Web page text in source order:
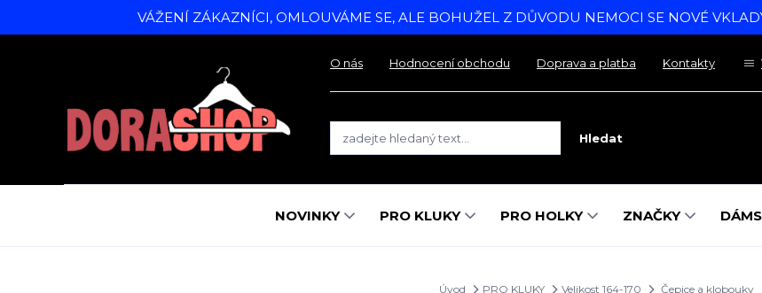
VÁŽENÍ ZÁKAZNÍCI, OMLOUVÁME SE, ALE BOHUŽEL Z DŮVODU NEMOCI SE NOVÉ
O nás Hodnocení obchodu Doprava a platba Kontakty
Hledat
NOVINKY PRO KLUKY PRO HOLKY ZNAČKY
Úvod PRO KLUKY Velikost 164-170 Čepice a klobouky